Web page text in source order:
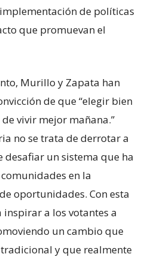
de políticas
que promuevan el
Murillo y Zapata han
de que “elegir bien
vivir mejor mañana.”
no se trata de derrotar a
desafiar un sistema que ha
en la
oportunidades. Con esta
a los votantes a
un cambio que
y que realmente